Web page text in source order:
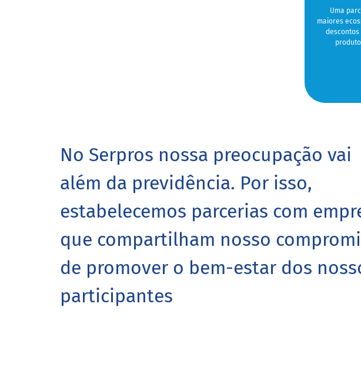
Uma
maiores
descontos
No Serpros nossa preocupação vai
além da previdência. Por isso,
estabelecemos parcerias com
que compartilham nosso
de promover o bem-estar dos
participantes